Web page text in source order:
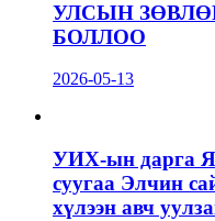
УЛСЫН
БОЛЛОО
2026-05-13
УИХ-ын дарга
суугаа Элчин
хүлээн авч